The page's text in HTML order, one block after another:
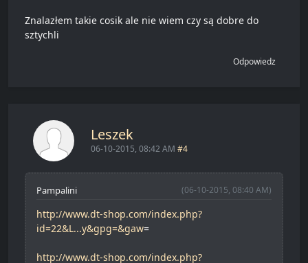
Znalazłem takie cosik ale nie wiem czy są dobre do
sztychli
Odpowiedz
Leszek
06-10-2015, 08:42 AM #4
(06-10-2015, 08:40 AM)
Pampalini
http://www.dt-shop.com/index.php?
id=22&L...y&gpg=&gaw=
http://www.dt-shop.com/index.php?